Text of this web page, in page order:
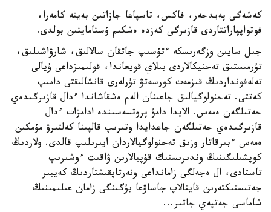
كەشەگى پەيدجەر، فاكس، تاسپاعا جازاتىن بەينە كامەرا،
فوتواپپاراتتاردى قازىرگى كەزدە ەشكىم ۇستامايتىن بولدى.
جىل سايىن وزگەرىسكە ءتۇسىپ جاتقان سالالىق، شارۋاشىلىق،
تۇرمىستىق تەحنيكالاردى بىلاي قويعاندا، قولىمىزداعى ۇيالى
تەلەفونداردىڭ قىزمەت كورسەتۋ تۇرلەرى قانشالىقتى دامىپ
كەتتى. تەحنولوگيالىق جاعىنان الەم ەشقاشاندا ءدال قازىرگىدەي
جەتىلگەن ەمەس. الايدا دامۋ پروتسەسىندە ادامزات ءدال
قازىرگىدەي جەتىلگەن جاعدايدا وتىرىپ قالپىنا كەلتىرۋ مۇمكىن
ەمەس ءبىرقاتار وزىق تەحنولوگيالاردان ايىرىلىپ قالدى. ولاردىڭ
كوپشىلىگىنىڭ وندىرىستىك قۇپيالارىن ۋاقىت ءوشىرىپ
تاستادى، ال ەجەلگى زامانداعى ونەرتاپقىشتاردىڭ كەيبىر
جەتىستىكتەرىن قايتالاپ جاساۋعا بۇگىنگى زامان عىلىمىنىڭ
شاماسى جەتپەي جاتىر...